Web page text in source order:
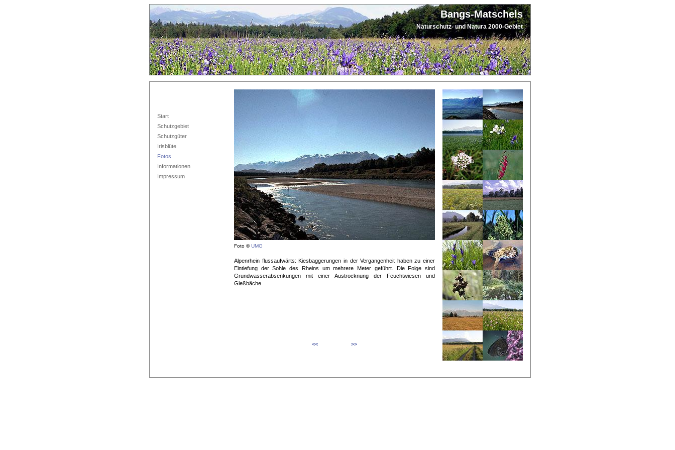
Bangs-Matschels
Naturschutz- und Natura 2000-Gebiet
Start
Schutzgebiet
Schutzgüter
Irisblüte
Fotos
Informationen
Impressum
Foto ©UMG
Alpenrhein flussaufwärts: Kiesbaggerungen in der Vergangenheit haben zu einer
Eintiefung der Sohle des Rheins um mehrere Meter geführt. Die Folge sind
Grundwasserabsenkungen mit einer Austrocknung der Feuchtwiesen und
Gießbäche
<< >>